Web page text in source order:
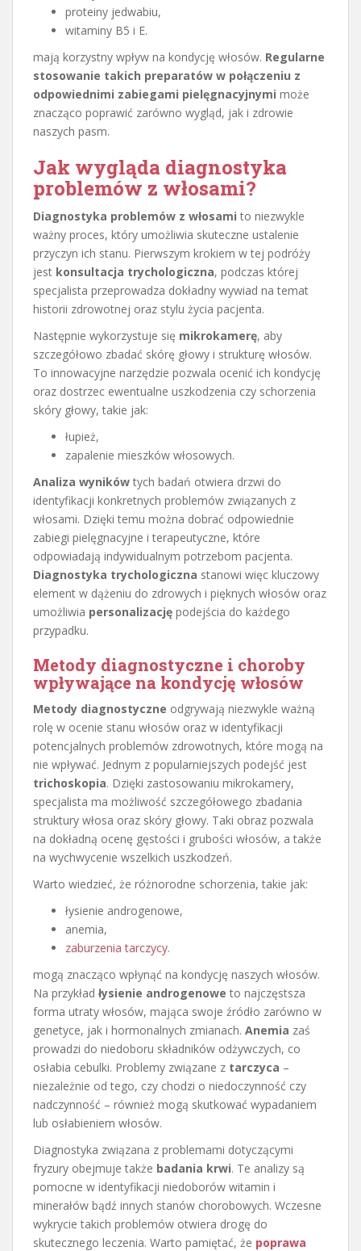
proteiny jedwabiu,
witaminy B5 i E.
mają korzystny wpływ na kondycję włosów. Regularne
stosowanie takich preparatów w połączeniu z
odpowiednimi zabiegami pielęgnacyjnymi może
znacząco poprawić zarówno wygląd, jak i zdrowie
naszych pasm.
Jak wygląda diagnostyka
problemów z włosami?
Diagnostyka problemów z włosami to niezwykle
ważny proces, który umożliwia skuteczne ustalenie
przyczyn ich stanu. Pierwszym krokiem w tej podróży
jest konsultacja trychologiczna, podczas której
specjalista przeprowadza dokładny wywiad na temat
historii zdrowotnej oraz stylu życia pacjenta.
Następnie wykorzystuje się mikrokamerę, aby
szczegółowo zbadać skórę głowy i strukturę włosów.
To innowacyjne narzędzie pozwala ocenić ich kondycję
oraz dostrzec ewentualne uszkodzenia czy schorzenia
skóry głowy, takie jak:
łupież,
zapalenie mieszków włosowych.
Analiza wyników tych badań otwiera drzwi do
identyfikacji konkretnych problemów związanych z
włosami. Dzięki temu można dobrać odpowiednie
zabiegi pielęgnacyjne i terapeutyczne, które
odpowiadają indywidualnym potrzebom pacjenta.
Diagnostyka trychologiczna stanowi więc kluczowy
element w dążeniu do zdrowych i pięknych włosów oraz
umożliwia personalizację podejścia do każdego
przypadku.
Metody diagnostyczne i choroby
wpływające na kondycję włosów
Metody diagnostyczne odgrywają niezwykle ważną
rolę w ocenie stanu włosów oraz w identyfikacji
potencjalnych problemów zdrowotnych, które mogą na
nie wpływać. Jednym z popularniejszych podejść jest
trichoskopia. Dzięki zastosowaniu mikrokamery,
specjalista ma możliwość szczegółowego zbadania
struktury włosa oraz skóry głowy. Taki obraz pozwala
na dokładną ocenę gęstości i grubości włosów, a także
na wychwycenie wszelkich uszkodzeń.
Warto wiedzieć, że różnorodne schorzenia, takie jak:
łysienie androgenowe,
anemia,
zaburzenia tarczycy.
mogą znacząco wpłynąć na kondycję naszych włosów.
Na przykład łysienie androgenowe to najczęstsza
forma utraty włosów, mająca swoje źródło zarówno w
genetyce, jak i hormonalnych zmianach. Anemia zaś
prowadzi do niedoboru składników odżywczych, co
osłabia cebulki. Problemy związane z tarczyca –
niezależnie od tego, czy chodzi o niedoczynność czy
nadczynność – również mogą skutkować wypadaniem
lub osłabieniem włosów.
Diagnostyka związana z problemami dotyczącymi
fryzury obejmuje także badania krwi. Te analizy są
pomocne w identyfikacji niedoborów witamin i
minerałów bądź innych stanów chorobowych. Wczesne
wykrycie takich problemów otwiera drogę do
skutecznego leczenia. Warto pamiętać, że poprawa